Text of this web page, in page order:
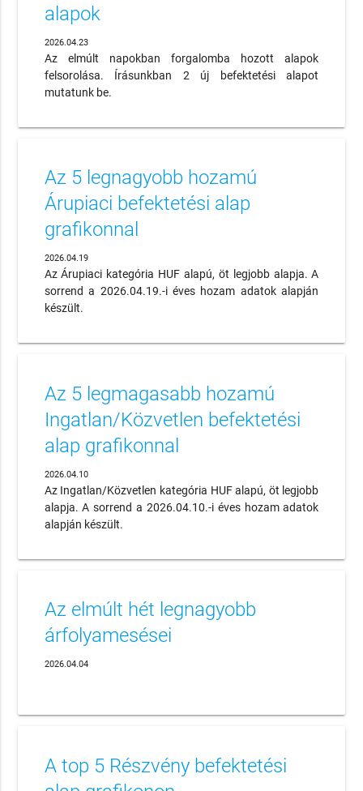
alapok
2026.04.23
Az elmúlt napokban forgalomba hozott alapok
felsorolása. Írásunkban 2 új befektetési alapot
mutatunk be.
Az 5 legnagyobb hozamú
Árupiaci befektetési alap
grafikonnal
2026.04.19
Az Árupiaci kategória HUF alapú, öt legjobb alapja. A
sorrend a 2026.04.19.-i éves hozam adatok alapján
készült.
Az 5 legmagasabb hozamú
Ingatlan/Közvetlen befektetési
alap grafikonnal
2026.04.10
Az Ingatlan/Közvetlen kategória HUF alapú, öt legjobb
alapja. A sorrend a 2026.04.10.-i éves hozam adatok
alapján készült.
Az elmúlt hét legnagyobb
árfolyamesései
2026.04.04
A top 5 Részvény befektetési